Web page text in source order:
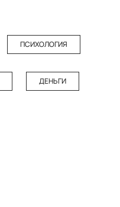
ПСИХОЛОГИЯ
ДЕНЬГИ